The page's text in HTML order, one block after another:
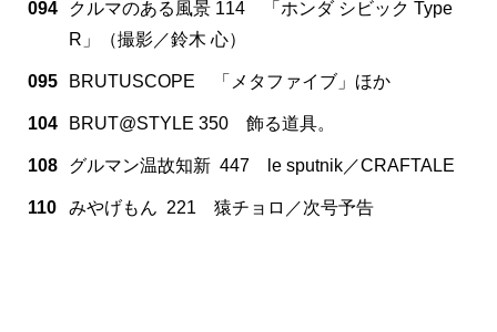
094
クルマのある風景 114 「ホンダ シビック Type
R」（撮影／鈴木 心）
095 BRUTUSCOPE 「メタファイブ」ほか
104 BRUT@STYLE 350 飾る道具。
108 グルマン温故知新 447 le sputnik／CRAFTALE
110 みやげもん 221 猿チョロ／次号予告